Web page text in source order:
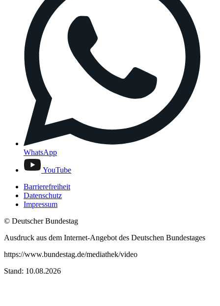
WhatsApp
YouTube
Barrierefreiheit
Datenschutz
Impressum
© Deutscher Bundestag
Ausdruck aus dem Internet-Angebot des Deutschen Bundestages
https://www.bundestag.de/mediathek/video
Stand: 10.08.2026